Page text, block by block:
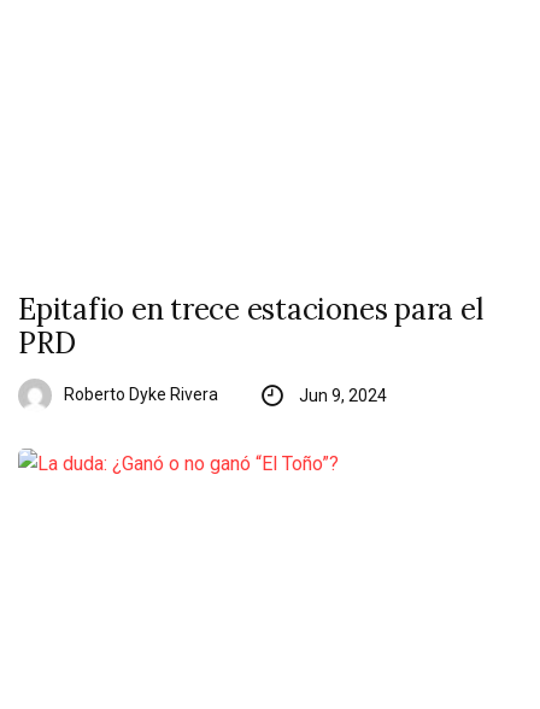
Epitafio en trece estaciones para el
PRD
Roberto Dyke Rivera Jun 9, 2024